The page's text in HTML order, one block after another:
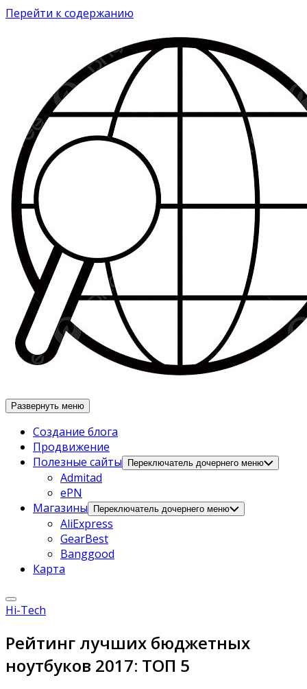
Перейти к содержанию
Развернуть меню
Создание блога
Продвижение
Полезные сайты
Переключатель дочернего меню
Admitad
ePN
Магазины
Переключатель дочернего меню
AliExpress
GearBest
Banggood
Карта
Hi-Tech
Рейтинг лучших бюджетных
ноутбуков 2017: ТОП 5